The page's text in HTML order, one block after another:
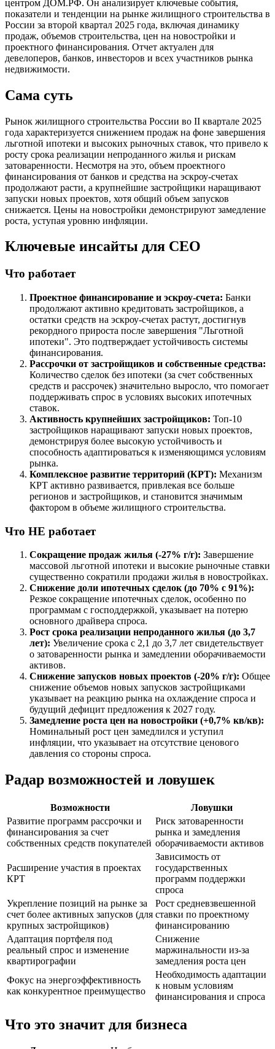
центром ДОМ.РФ. Он анализирует ключевые события,
показатели и тенденции на рынке жилищного строительства в
России за второй квартал 2025 года, включая динамику
продаж, объемов строительства, цен на новостройки и
проектного финансирования. Отчет актуален для
девелоперов, банков, инвесторов и всех участников рынка
недвижимости.
Сама суть
Рынок жилищного строительства России во II квартале 2025
года характеризуется снижением продаж на фоне завершения
льготной ипотеки и высоких рыночных ставок, что привело к
росту срока реализации непроданного жилья и рискам
затоваренности. Несмотря на это, объем проектного
финансирования от банков и средства на эскроу-счетах
продолжают расти, а крупнейшие застройщики наращивают
запуски новых проектов, хотя общий объем запусков
снижается. Цены на новостройки демонстрируют замедление
роста, уступая уровню инфляции.
Ключевые инсайты для СЕО
Что работает
Проектное финансирование и эскроу-счета: Банки
продолжают активно кредитовать застройщиков, а
остатки средств на эскроу-счетах растут, достигнув
рекордного прироста после завершения "Льготной
ипотеки". Это подтверждает устойчивость системы
финансирования.
Рассрочки от застройщиков и собственные средства:
Количество сделок без ипотеки (за счет собственных
средств и рассрочек) значительно выросло, что помогает
поддерживать спрос в условиях высоких ипотечных
ставок.
Активность крупнейших застройщиков: Топ-10
застройщиков наращивают запуски новых проектов,
демонстрируя более высокую устойчивость и
способность адаптироваться к изменяющимся условиям
рынка.
Комплексное развитие территорий (КРТ): Механизм
КРТ активно развивается, привлекая все больше
регионов и застройщиков, и становится значимым
фактором в объеме жилищного строительства.
Что НЕ работает
Сокращение продаж жилья (-27% г/г): Завершение
массовой льготной ипотеки и высокие рыночные ставки
существенно сократили продажи жилья в новостройках.
Снижение доли ипотечных сделок (до 70% с 91%):
Резкое сокращение ипотечных сделок, особенно по
программам с господдержкой, указывает на потерю
основного драйвера спроса.
Рост срока реализации непроданного жилья (до 3,7
лет): Увеличение срока с 2,1 до 3,7 лет свидетельствует
о затоваренности рынка и замедлении оборачиваемости
активов.
Снижение запусков новых проектов (-20% г/г): Общее
снижение объемов новых запусков застройщиками
указывает на реакцию рынка на охлаждение спроса и
будущий дефицит предложения к 2027 году.
Замедление роста цен на новостройки (+0,7% кв/кв):
Номинальный рост цен замедлился и уступил
инфляции, что указывает на отсутствие ценового
давления со стороны спроса.
Радар возможностей и ловушек
Возможности
Ловушки
Развитие программ рассрочки и
финансирования за счет
собственных средств покупателей
Риск затоваренности
рынка и замедления
оборачиваемости активов
Расширение участия в проектах
КРТ
Зависимость от
государственных
программ поддержки
спроса
Укрепление позиций на рынке за
счет более активных запусков (для
крупных застройщиков)
Рост средневзвешенной
ставки по проектному
финансированию
Адаптация портфеля под
реальный спрос и изменение
квартирографии
Снижение
маржинальности из-за
замедления роста цен
Фокус на энергоэффективность
как конкурентное преимущество
Необходимость адаптации
к новым условиям
финансирования и спроса
Что это значит для бизнеса